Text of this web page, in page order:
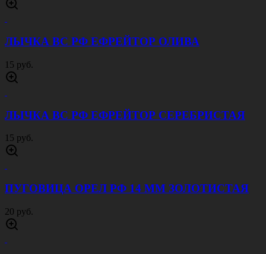
ЛЫЧКА ВС РФ ЕФРЕЙТОР ОЛИВА
15 руб.
ЛЫЧКА ВС РФ ЕФРЕЙТОР СЕРЕБРИСТАЯ
15 руб.
ПУГОВИЦА ОРЕЛ РФ 14 ММ ЗОЛОТИСТАЯ
20 руб.